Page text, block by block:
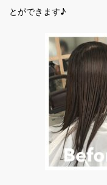
とができます♪